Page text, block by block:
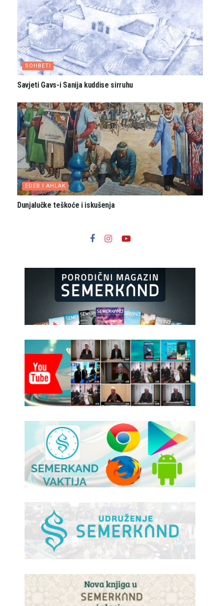
SOHBETI
Savjeti Gavs-i Sanija kuddise sirruhu
EDEB I AHLAK
Dunjalučke teškoće i iskušenja